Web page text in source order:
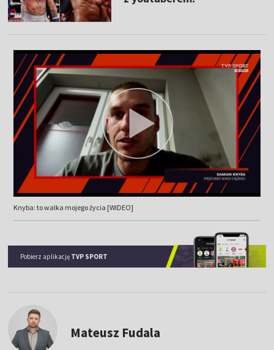
Knyba: to walka mojego życia [WIDEO]
Pobierz aplikację TVP SPORT
Mateusz Fudala